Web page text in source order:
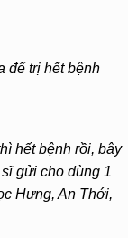
để trị hết bệnh
hết bệnh rồi, bây
gửi cho dùng 1
Hưng, An Thới,